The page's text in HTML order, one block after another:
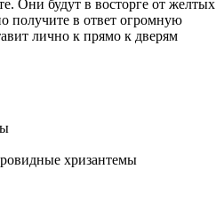
Они будут в восторге от желтых
получите в ответ огромную
лично к прямо к дверям
хризантемы